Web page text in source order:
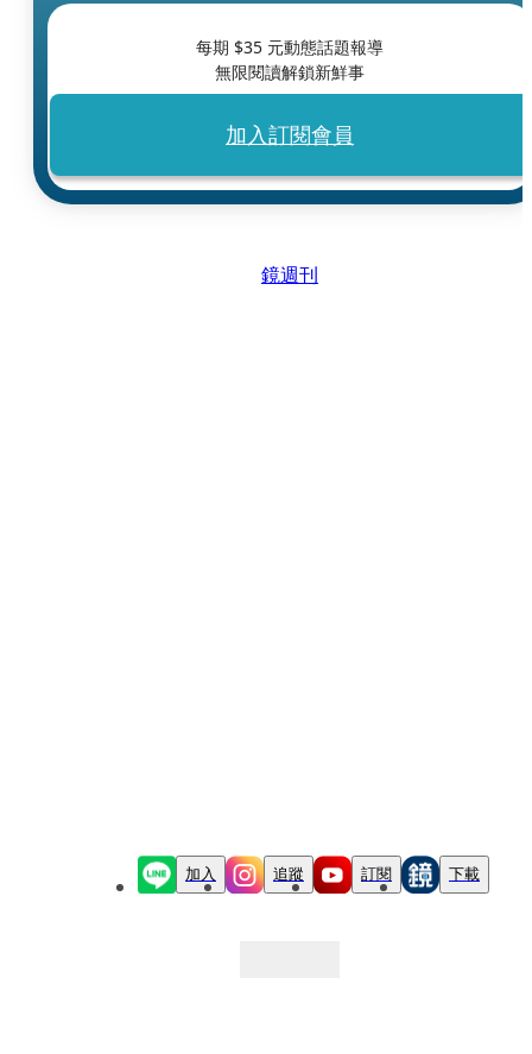
每期 $35 元動態話題報導
無限閱讀解鎖新鮮事
加入訂閱會員
鏡週刊
加入 追蹤 訂閱 下載